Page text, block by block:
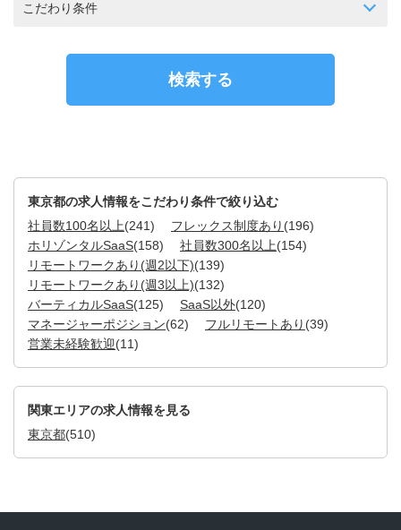
こだわり条件
東京都の求人情報をこだわり条件で絞り込む
社員数100名以上(241) フレックス制度あり (196)
ホリゾンタルSaaS(158) 社員数300名以上(154)
リモートワークあり(週2以下)(139)
リモートワークあり(週3以上)(132)
バーティカルSaaS(125) SaaS以外(120)
マネージャーポジション(62) フルリモートあり (39)
営業未経験歓迎(11)
関東エリアの求人情報を見る
東京都(510)